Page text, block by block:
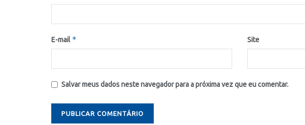
E-mail * Site
Salvar meus dados neste navegador para a próxima vez que eu comentar.